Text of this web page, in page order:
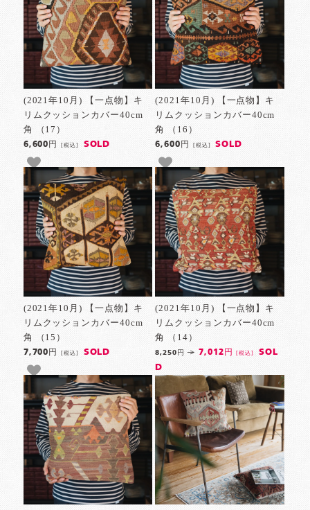
(2021年10月) 【一点物】キ
リムクッションカバー40cm
角 （17）
6,600円[税込] SOLD
(2021年10月) 【一点物】キ
リムクッションカバー40cm
角 （16）
6,600円 [税込] SOLD
(2021年10月) 【一点物】キ
リムクッションカバー40cm
角 （15）
7,700円[税込] SOLD
(2021年10月) 【一点物】キ
リムクッションカバー40cm
角 （14）
8,250円 7,012円[税込]
SOL
D